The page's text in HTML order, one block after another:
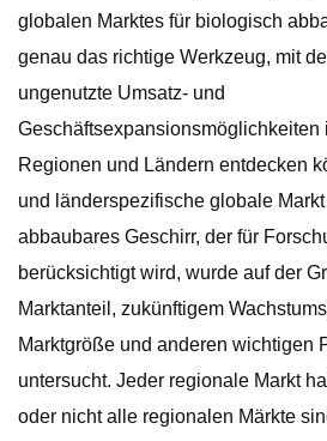
globalen Marktes für biologisch
genau das richtige Werkzeug, mit
ungenutzte Umsatz- und
Geschäftsexpansionsmöglichkeiten
Regionen und Ländern entdecken
und länderspezifische globale
abbaubares Geschirr, der für
berücksichtigt wird, wurde auf der
Marktanteil, zukünftigem
Marktgröße und anderen wichtigen
untersucht. Jeder regionale Markt
oder nicht alle regionalen Märkte